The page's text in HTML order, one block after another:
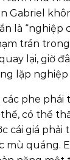
Gabriel
là “nghiệp
trán
lại, giờ
lặp nghiệp
phe phái
có thể
cái giá phải
mù quáng.